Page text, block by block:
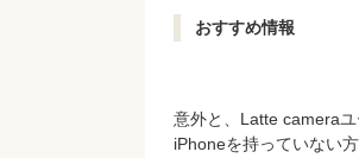
おすすめ情報
意外と、Latte camera
iPhoneを持っていない